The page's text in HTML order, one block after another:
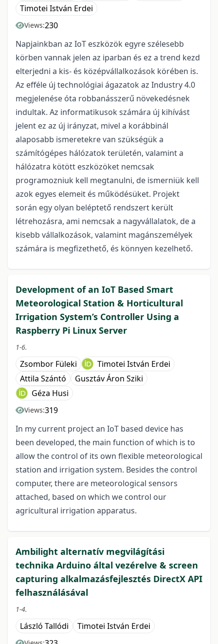
Timotei István Erdei
Views:230
Napjainkban az IoT eszközök egyre szélesebb
körben vannak jelen az iparban és ez a trend kezd
elterjedni a kis- és középvállalkozások körében is.
Az efféle új technológiai ágazatok az Industry 4.0
megjelenése óta robbanásszerű növekedésnek
indultak. Az informatikusok számára új kihívást
jelent ez az új irányzat, mivel a korábbinál
alaposabb ismeretekre van szükségük a
számítógépes hálózatok területén, valamint a
hálózatra kötött eszközöket nemcsak
programozniuk kell megtanulni, de ismerniük kell
azok egyes elemeit és működésüket. Projekt
során egy olyan beléptető rendszert került
létrehozásra, ami nemcsak a nagyvállalatok, de a
kisebb vállalkozások, valamint magánszemélyek
számára is megfizethető, és könnyen kezelhető.
Development of an IoT Based Smart
Meteorological Station & Horticultural
Irrigation System’s Controller Using a
Raspberry Pi Linux Server
1-6.
Zsombor Füleki
Timotei István Erdei
Attila Szántó
Gusztáv Áron Sziki
Géza Husi
Views:319
In my current project an IoT based device has
been developed, the main function of which is to
allow the control of its own flexible meteorological
station and irrigation system. Besides the control
computer, there are meteorological sensors
attached, based on which we control our
agricultural irrigation apparatus.
Ambilight alternatív megvilágítási
technika Arduino által vezérelve & screen
capturing alkalmazásfejlesztés DirectX API
felhasználásával
1-4.
László Tallódi Timotei István Erdei